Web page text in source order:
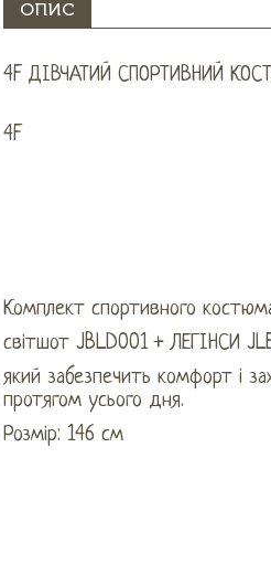
ОПИС
4F ДІВЧАТИЙ СПОРТИВНИЙ
4F
Комплект спортивного
світшот JBLD001 + ЛЕГІНСИ
який забезпечить комфорт і
протягом усього дня.
Розмір: 146 см